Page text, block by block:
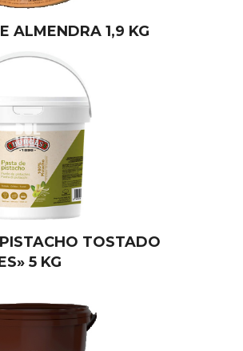
ALMENDRA 1,9 KG
TOSTADO
5 KG